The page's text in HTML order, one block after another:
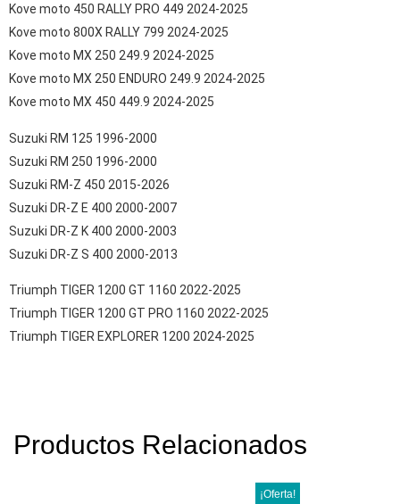
Kove moto 450 RALLY PRO 449 2024-2025
Kove moto 800X RALLY 799 2024-2025
Kove moto MX 250 249.9 2024-2025
Kove moto MX 250 ENDURO 249.9 2024-2025
Kove moto MX 450 449.9 2024-2025
Suzuki RM 125 1996-2000
Suzuki RM 250 1996-2000
Suzuki RM-Z 450 2015-2026
Suzuki DR-Z E 400 2000-2007
Suzuki DR-Z K 400 2000-2003
Suzuki DR-Z S 400 2000-2013
Triumph TIGER 1200 GT 1160 2022-2025
Triumph TIGER 1200 GT PRO 1160 2022-2025
Triumph TIGER EXPLORER 1200 2024-2025
Productos Relacionados
¡Oferta!